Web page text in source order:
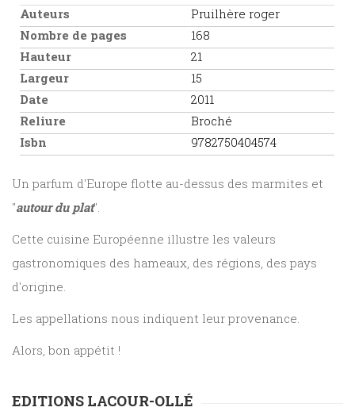
Auteurs
Pruilhère roger
Nombre de pages
168
Hauteur
21
Largeur
15
Date
2011
Reliure
Broché
Isbn
9782750404574
Un parfum d'Europe flotte au-dessus des marmites et
"autour du plat".
Cette cuisine Européenne illustre les valeurs
gastronomiques des hameaux, des régions, des pays
d'origine.
Les appellations nous indiquent leur provenance.
Alors, bon appétit !
EDITIONS LACOUR-OLLÉ